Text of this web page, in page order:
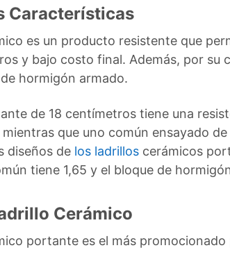
Características
es un producto resistente que
y bajo costo final. Además, por
hormigón armado.
de 18 centímetros tiene una
que uno común ensayado
diseños de los ladrillos cerámicos
tiene 1,65 y el bloque de
Cerámico
portante es el más